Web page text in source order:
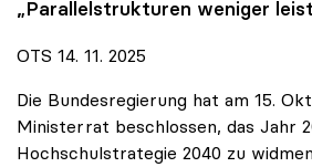
„Parallelstrukturen weniger
OTS 14. 11. 2025
Die Bundesregierung hat am 15.
Ministerrat beschlossen, das Jahr
Hochschulstrategie 2040 zu